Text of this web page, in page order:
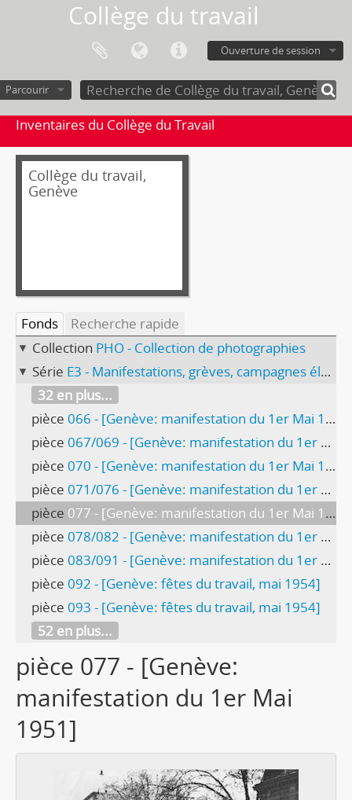
Collège du travail
Ouverture de session
Parcourir
Inventaires du Collège du Travail
Collège du travail,
Genève
Fonds
Recherche rapide
Collection PHO - Collection de photographies
Série E3 - Manifestations, grèves, campagnes électorales
32 en plus...
pièce 066 - [Genève: manifestation du 1er Mai 1950]
pièce 067/069 - [Genève: manifestation du 1er Mai 1950]
pièce 070 - [Genève: manifestation du 1er Mai 1950]
pièce 071/076 - [Genève: manifestation du 1er Mai 1951]
pièce 077 - [Genève: manifestation du 1er Mai 1951]
pièce 078/082 - [Genève: manifestation du 1er Mai 1951]
pièce 083/091 - [Genève: manifestation du 1er Mai 1954
pièce 092 - [Genève: fêtes du travail, mai 1954]
pièce 093 - [Genève: fêtes du travail, mai 1954]
52 en plus...
pièce 077 - [Genève:
manifestation du 1er Mai
1951]